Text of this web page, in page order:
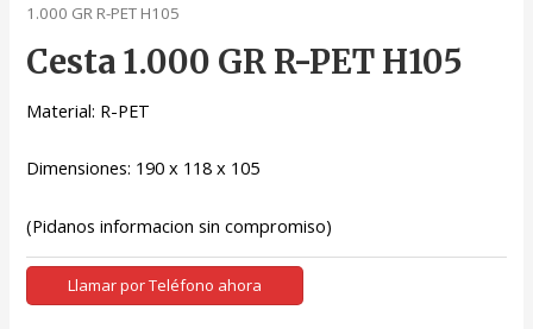
1.000 GR R-PET H105
Cesta 1.000 GR R-PET H105
Material: R-PET
Dimensiones: 190 x 118 x 105
(Pidanos informacion sin compromiso)
Llamar por Teléfono ahora